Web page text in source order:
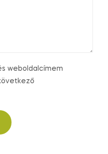
weboldalcímem